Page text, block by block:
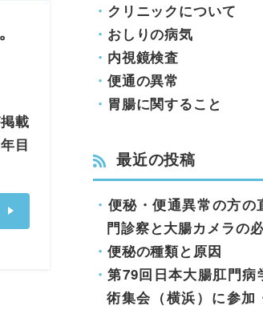
載
目
クリニックについて
おしりの病気
内視鏡検査
便通の異常
胃腸に関すること
最近の投稿
便秘・便通異常の方の
門診察と大腸カメラの
便秘の種類と原因
第79回日本大腸肛門病
術集会（横浜）に参加